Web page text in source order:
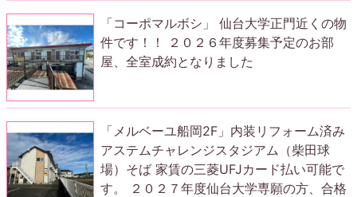
「コーポマルボシ」 仙台大学正門近くの物
件です！！ ２０２６年度募集予定のお部
屋、全室成約となりました
「メルベーユ船岡2F」内装リフォーム済み
アステムチャレンジスタジアム（柴田球
場）そば 家賃の三菱UFJカード払い可能で
す。 ２０２７年度仙台大学専願の方、合格